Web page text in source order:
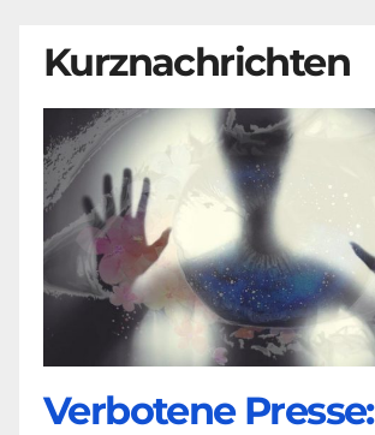
Kurznachrichten
Verbotene Presse: